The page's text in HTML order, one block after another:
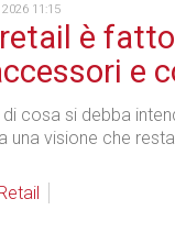
11:15
è
e
cosa si debba
una visione che
Retail